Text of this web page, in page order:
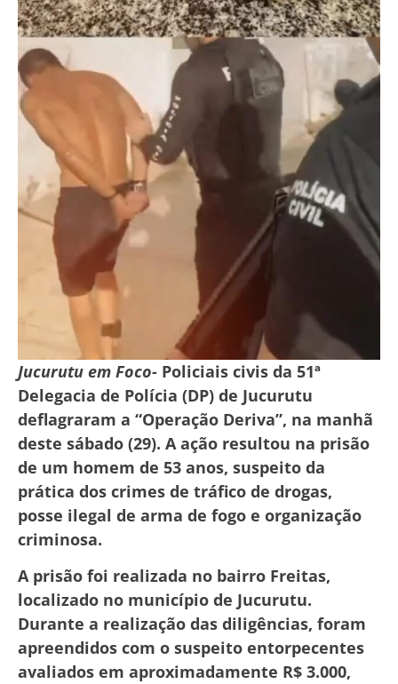
Jucurutu em Foco- Policiais civis da 51ª
Delegacia de Polícia (DP) de Jucurutu
deflagraram a “Operação Deriva”, na manhã
deste sábado (29). A ação resultou na prisão
de um homem de 53 anos, suspeito da
prática dos crimes de tráfico de drogas,
posse ilegal de arma de fogo e organização
criminosa.
A prisão foi realizada no bairro Freitas,
localizado no município de Jucurutu.
Durante a realização das diligências, foram
apreendidos com o suspeito entorpecentes
avaliados em aproximadamente R$ 3.000,